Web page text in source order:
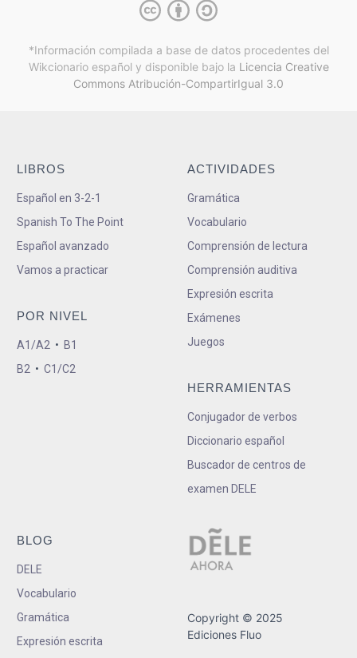
*Información compilada a base de datos procedentes del
Wikcionario español y disponible bajo la Licencia Creative
Commons Atribución-CompartirIgual 3.0
LIBROS
Español en 3-2-1
Spanish To The Point
Español avanzado
Vamos a practicar
POR NIVEL
A1/A2 • B1
B2 • C1/C2
ACTIVIDADES
Gramática
Vocabulario
Comprensión de lectura
Comprensión auditiva
Expresión escrita
Exámenes
Juegos
HERRAMIENTAS
Conjugador de verbos
Diccionario español
Buscador de centros de
examen DELE
BLOG
DELE
Vocabulario
Gramática
Expresión escrita
Copyright © 2025
Ediciones Fluo